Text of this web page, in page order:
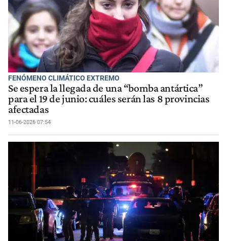
FENÓMENO CLIMÁTICO EXTREMO
Se espera la llegada de una “bomba antártica”
para el 19 de junio: cuáles serán las 8 provincias
afectadas
11-06-2026 07:54